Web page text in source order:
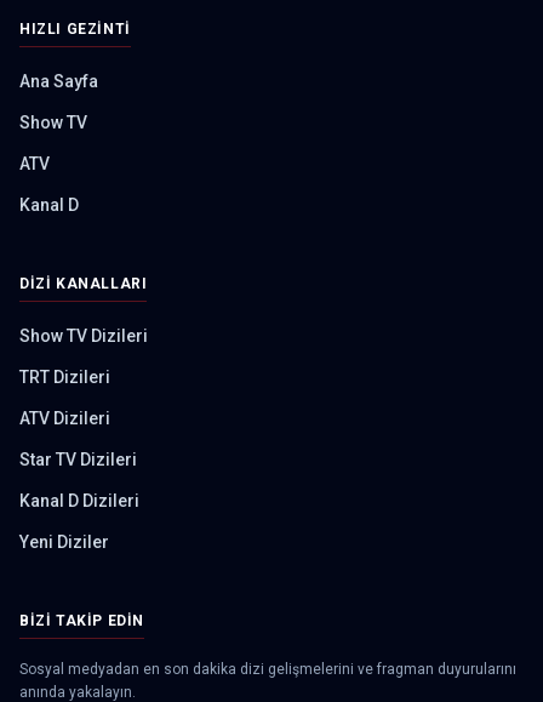
HIZLI GEZINTI
Ana Sayfa
Show TV
ATV
Kanal D
DIZI KANALLARI
Show TV Dizileri
TRT Dizileri
ATV Dizileri
Star TV Dizileri
Kanal D Dizileri
Yeni Diziler
BIZI TAKIP EDIN
Sosyal medyadan en son dakika dizi gelişmelerini ve fragman duyurularını
anında yakalayın.